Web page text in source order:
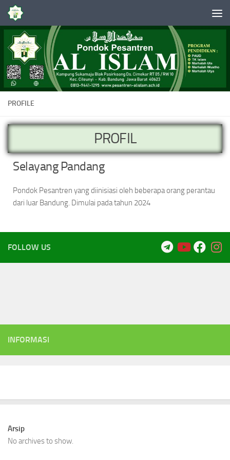
Skip to content
PROFILE
PROFIL
Selayang Pandang
Pondok Pesantren yang diinisiasi oleh beberapa orang perantau
dari luar Bandung. Dimulai pada tahun 2024
FOLLOW US
INFORMASI
Arsip
No archives to show.